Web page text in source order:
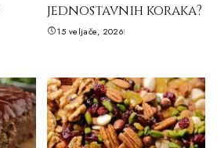
jednostavnih koraka?
15 veljače, 2026